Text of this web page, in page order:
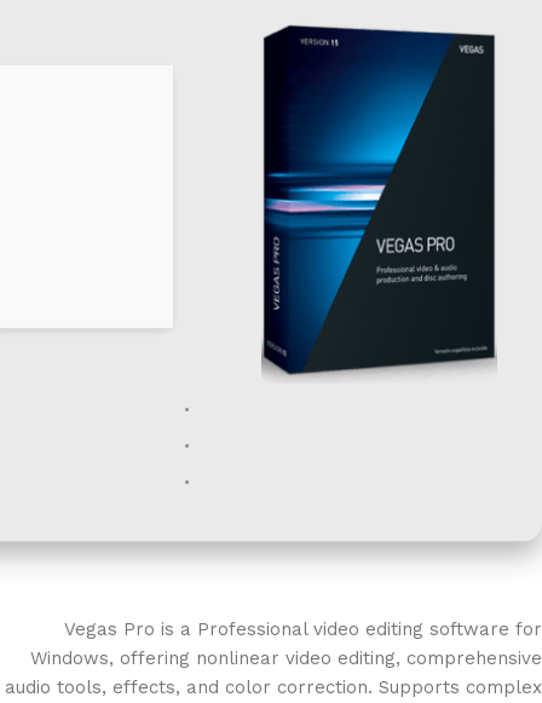
Vegas Pro is a Professional video editing software for
Windows, offering nonlinear video editing, comprehensive
audio tools, effects, and color correction. Supports complex